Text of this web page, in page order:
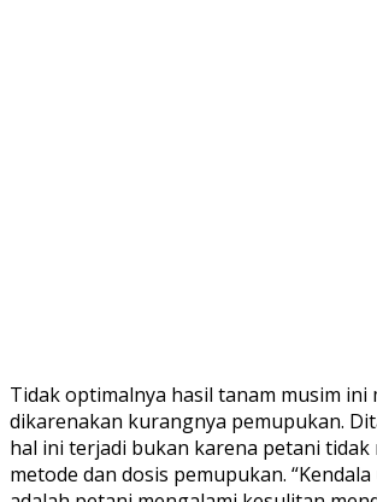
Tidak optimalnya hasil tanam musim ini
dikarenakan kurangnya pemupukan.
hal ini terjadi bukan karena petani tidak
metode dan dosis pemupukan.